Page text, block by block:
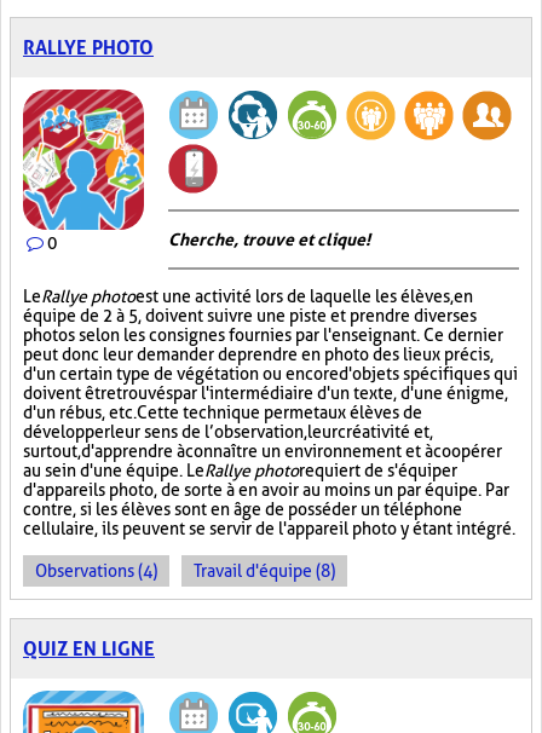
RALLYE PHOTO
0 Cherche, trouve et clique !
LeRallye photoest une activité lors de laquelle les élèves, en
équipe de 2 à 5, doivent suivre une piste et prendre diverses
photos selon les consignes fournies par l'enseignant. Ce dernier
peut donc leur demander de prendre en photo des lieux précis,
d'un certain type de végétation ou encore d'objets spécifiques qui
doivent être trouvés par l'intermédiaire d'un texte, d'une énigme,
d'un rébus, etc. Cette technique permet aux élèves de
développer leur sens de l’observation, leur créativité et,
surtout, d'apprendre à connaître un environnement et à coopérer
au sein d'une équipe. LeRallye photorequiert de s'équiper
d'appareils photo, de sorte à en avoir au moins un par équipe. Par
contre, si les élèves sont en âge de posséder un téléphone
cellulaire, ils peuvent se servir de l'appareil photo y étant intégré.
Observations (4) Travail d'équipe (8)
QUIZ EN LIGNE